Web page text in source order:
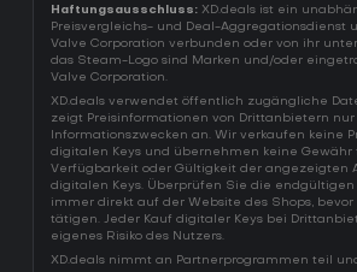
Haftungsausschluss: XD.deals ist ein
Preisvergleichs- und Deal-Aggregationsdienst
Valve Corporation verbunden oder von ihr
das Steam-Logo sind Marken und/oder
Valve Corporation.
XD.deals verwendet öffentlich zugängliche
zeigt Preisinformationen von Drittanbietern nur
Informationszwecken an. Wir verkaufen keine
digitalen Keys und übernehmen keine Gewähr
Verfügbarkeit oder Gültigkeit der angezeigten
digitalen Keys. Überprüfen Sie die
immer direkt auf der Website des Shops, bevor
tätigen. Jeder Kauf digitaler Keys bei
eigenes Risiko des Nutzers.
XD.deals nimmt an Partnerprogrammen teil